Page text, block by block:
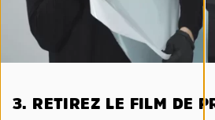
3. RETIREZ LE FILM DE